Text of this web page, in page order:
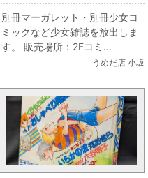
フロア 別冊マーガレット・別
冊少女コミックなど少女雑誌放
出
別冊マーガレット・別冊少女コ
ミックなど少女雑誌を放出しま
す。 販売場所：2Fコミ...
うめだ店 小坂